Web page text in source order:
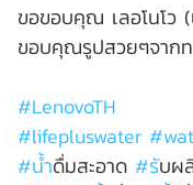
ขอขอบคุณ เลอโนโว (
ขอบคุณรูปสวยๆจาก
#LenovoTH
#lifepluswater
#น้ำดื่มสะอาด #รบผ